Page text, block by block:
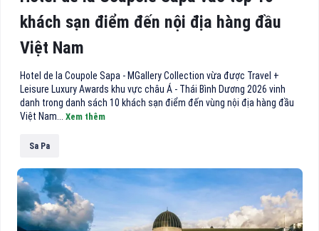
khách sạn điểm đến nội địa hàng đầu
Việt Nam
Hotel de la Coupole Sapa - MGallery Collection vừa được Travel +
Leisure Luxury Awards khu vực châu Á - Thái Bình Dương 2026 vinh
danh trong danh sách 10 khách sạn điểm đến vùng nội địa hàng đầu
Việt Nam... Xem thêm
Sa Pa